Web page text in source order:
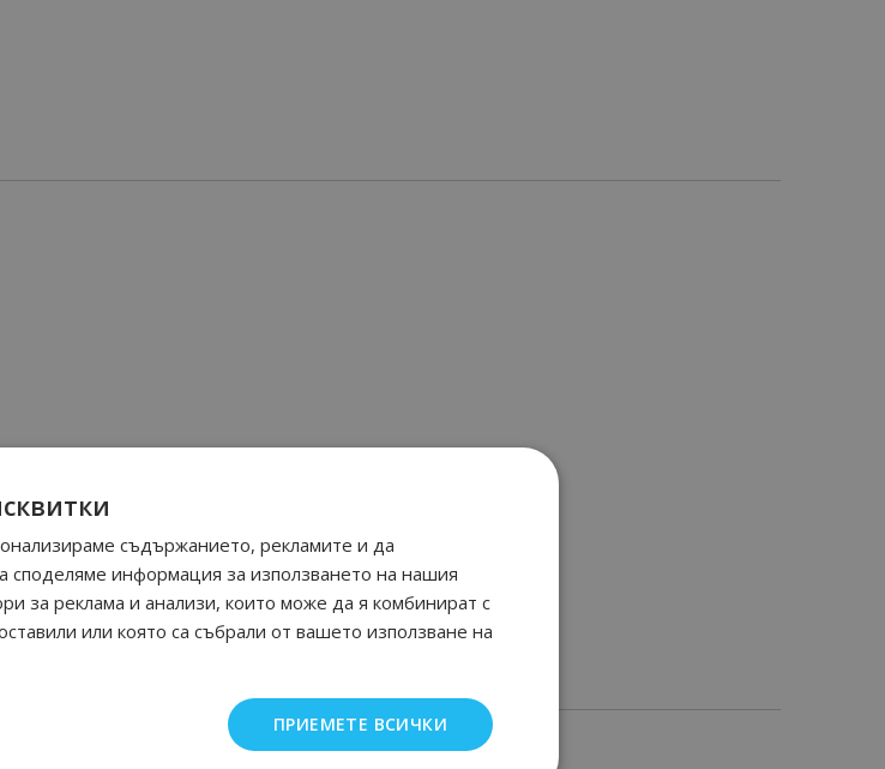
мъжки парфюми
съдържанието, рекламите и да
информация за използването на нашия
за реклама и анализи, които може да я комбинират с
или която са събрали от вашето използване на
ПРИЕМЕТЕ ВСИЧКИ